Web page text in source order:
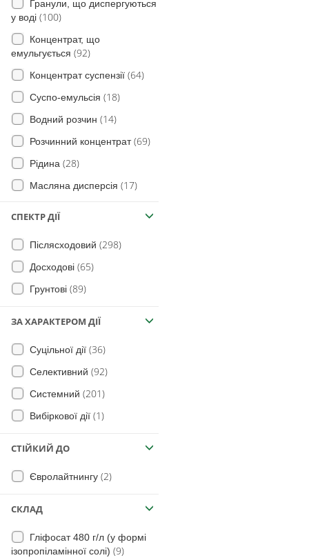
Сить(9)
Дурман смердючий
(44)
повитиця(7)
Подорожник великий
Полин гіркий (31)
Вівсюг Людовика
Осот шорсткий(46)
Очерет звичайний
Лопух великий (11)
Горобейник польовий (34)
Люцерна
Просо(8)
(17)
(9)
(4)
Еспарцет (насіннєві посіви)
Лаванда(2)
Аніс (1)
Люпин (1)
Огірки(5)
Плодові(1)
на Гречку(3)
Гранули, що диспергуються
у воді (100)
Концентрат, що
емульгується (92)
Концентрат суспензії (64)
Суспо-емульсія (18)
Водний розчин (14)
Розчинний концентрат(69)
Рідина (28)
Масляна дисперсія (17)
Концентрат емульсії
СПЕКТР ДІЇ
Післясходовий (298)
Досходові (65)
Грунтові (89)
ЗА ХАРАКТЕРОМ ДІЇ
Суцільної дії (36)
Селективний (92)
Системний (201)
Вибіркової дії (1)
СТІЙКИЙ ДО
Євролайтнингу (2)
СКЛАД
Гліфосат 480 г/л (у формі
ізопропіламінної солі) (9)